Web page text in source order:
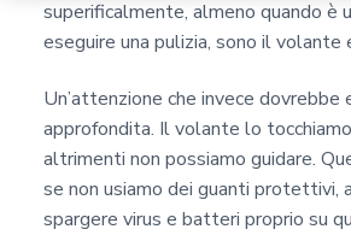
superificalmente, almeno quando è
eseguire una pulizia, sono il volante
Un’attenzione che invece
approfondita. Il volante lo
altrimenti non possiamo guidare.
se non usiamo dei guanti protettivi,
spargere virus e batteri proprio su